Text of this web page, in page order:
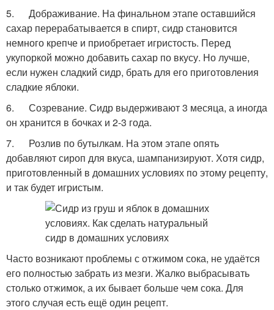
5. Дображивание. На финальном этапе оставшийся
сахар перерабатывается в спирт, сидр становится
немного крепче и приобретает игристость. Перед
укупоркой можно добавить сахар по вкусу. Но лучше,
если нужен сладкий сидр, брать для его приготовления
сладкие яблоки.
6. Созревание. Сидр выдерживают 3 месяца, а иногда
он хранится в бочках и 2-3 года.
7. Розлив по бутылкам. На этом этапе опять
добавляют сироп для вкуса, шампанизируют. Хотя сидр,
приготовленный в домашних условиях по этому рецепту,
и так будет игристым.
Часто возникают проблемы с отжимом сока, не удаётся
его полностью забрать из мезги. Жалко выбрасывать
столько отжимок, а их бывает больше чем сока. Для
этого случая есть ещё один рецепт.